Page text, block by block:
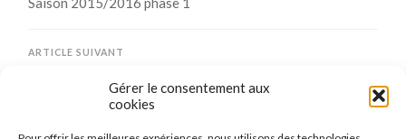
Gérer le consentement aux
cookies
ARTICLE SUIVANT